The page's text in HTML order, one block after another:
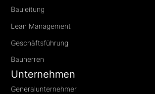
Bauleitung
Lean Management
Geschäftsführung
Bauherren
Unternehmen
Generalunternehmer